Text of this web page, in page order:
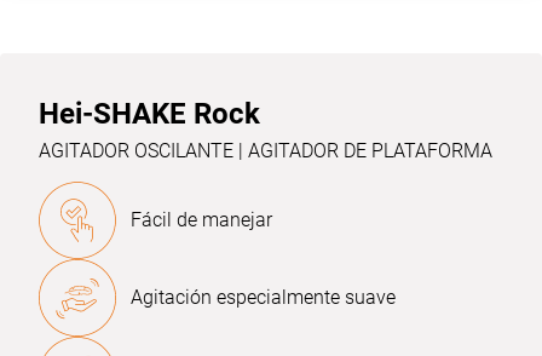
Hei-SHAKE Rock
AGITADOR OSCILANTE | AGITADOR DE PLATAFORMA
Fácil de manejar
Agitación especialmente suave